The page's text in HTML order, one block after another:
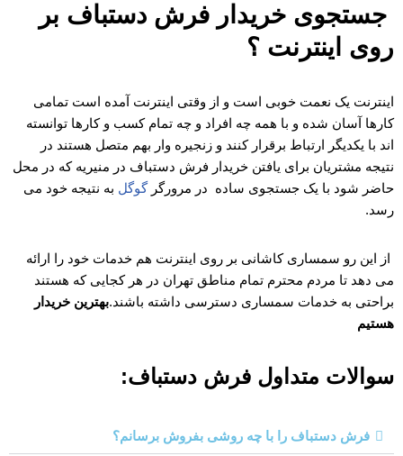
جستجوی خریدار فرش دستباف بر
روی اینترنت ؟
اینترنت یک نعمت خوبی است و از وقتی اینترنت آمده است تمامی
کارها آسان شده و با همه چه افراد و چه تمام کسب و کارها توانسته
اند با یکدیگر ارتباط برقرار کنند و زنجیره وار بهم متصل هستند در
نتیجه مشتریان برای یافتن خریدار فرش دستباف در منیریه که در محل
حاضر شود با یک جستجوی ساده در مرورگرگوگل به نتیجه خود می
رسد.
از این رو سمساری کاشانی بر روی اینترنت هم خدمات خود را ارائه
می دهد تا مردم محترم تمام مناطق تهران در هر کجایی که هستند
براحتی به خدمات سمساری دسترسی داشته باشند.بهترین خریدار
هستیم
سوالات متداول فرش دستباف:
فرش دستباف را با چه روشی بفروش برسانم؟